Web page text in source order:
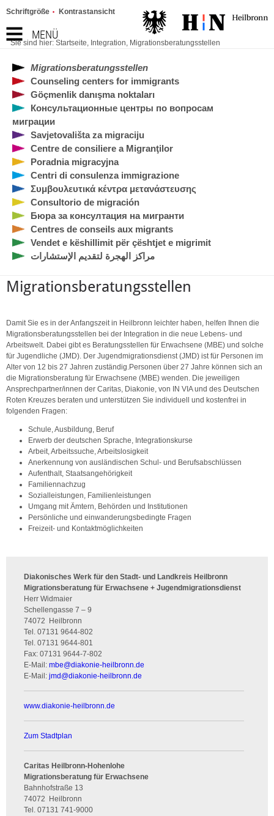
MENÜ
Schriftgröße Kontrastansicht
Sie sind hier: Startseite, Integration, Migrationsberatungsstellen
Migrationsberatungsstellen
Counseling centers for immigrants
Göçmenlik danışma noktaları
Консультационные центры по вопросам
миграции
Savjetovališta za migraciju
Centre de consiliere a Migranţilor
Poradnia migracyjna
Centri di consulenza immigrazione
Συμβουλευτικά κέντρα μετανάστευσης
Consultorio de migración
Бюра за консултация на мигранти
Centres de conseils aux migrants
Vendet e këshillimit për çështjet e migrimit
مراكز الهجرة لتقديم الإستشارات
Migrationsberatungsstellen
Damit Sie es in der Anfangszeit in Heilbronn leichter haben, helfen Ihnen die
Migrationsberatungsstellen bei der Integration in die neue Lebens- und
Arbeitswelt. Dabei gibt es Beratungsstellen für Erwachsene (MBE) und solche
für Jugendliche (JMD). Der Jugendmigrationsdienst (JMD) ist für Personen im
Alter von 12 bis 27 Jahren zuständig.Personen über 27 Jahre können sich an
die Migrationsberatung für Erwachsene (MBE) wenden. Die jeweiligen
Ansprechpartner/innen der Caritas, Diakonie, von IN VIA und des Deutschen
Roten Kreuzes beraten und unterstützen Sie individuell und kostenfrei in
folgenden Fragen:
Schule, Ausbildung, Beruf
Erwerb der deutschen Sprache, Integrationskurse
Arbeit, Arbeitssuche, Arbeitslosigkeit
Anerkennung von ausländischen Schul- und Berufsabschlüssen
Aufenthalt, Staatsangehörigkeit
Familiennachzug
Sozialleistungen, Familienleistungen
Umgang mit Ämtern, Behörden und Institutionen
Persönliche und einwanderungsbedingte Fragen
Freizeit- und Kontaktmöglichkeiten
Diakonisches Werk für den Stadt- und Landkreis Heilbronn
Migrationsberatung für Erwachsene + Jugendmigrationsdienst
Herr Widmaier
Schellengasse 7 – 9
74072
Heilbronn
Tel. 07131 9644-802
Tel. 07131 9644-801
Fax: 07131 9644-7-802
E-Mail: mbe@diakonie-heilbronn.de
E-Mail: jmd @diakonie-heilbronn.de
www.diakonie-heilbronn.de
Zum Stadtplan
Caritas Heilbronn-Hohenlohe
Migrationsberatung für Erwachsene
Bahnhofstraße 13
74072
Heilbronn
Tel. 07131 741-9000